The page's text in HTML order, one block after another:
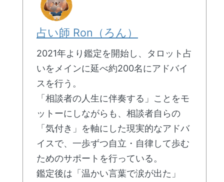
占い師 Ron（ろん）
2021年より鑑定を開始し、タロット占
いをメインに延べ約200名にアドバイ
スを行う。
「相談者の人生に伴奏する」ことをモ
ットーにしながらも、相談者自らの
「気付き」を軸にした現実的なアドバ
イスで、一歩ずつ自立・自律して歩む
ためのサポートを行っている。
鑑定後は「温かい言葉で涙が出た」